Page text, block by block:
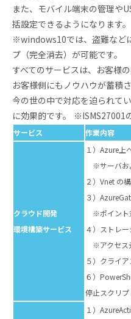
また、モバイル端末の管理や
括設定できるようになります。
※windows10では、盗難など
プ（完全消去）が可能です。
すべてのサービスは、お客様
お客様側にもノウハウが蓄積さ
今の世の中で対応を迫られて
に効果的です。 ※ISMS27001
サービス 作業内容
クラウド開発
環境構築サービス
１）Azure上
※サーバお
２）Vnet の
３）
※ポイント
４）ストレ
※アクセス
５）クライ
６）
停⽌スクリ
１）